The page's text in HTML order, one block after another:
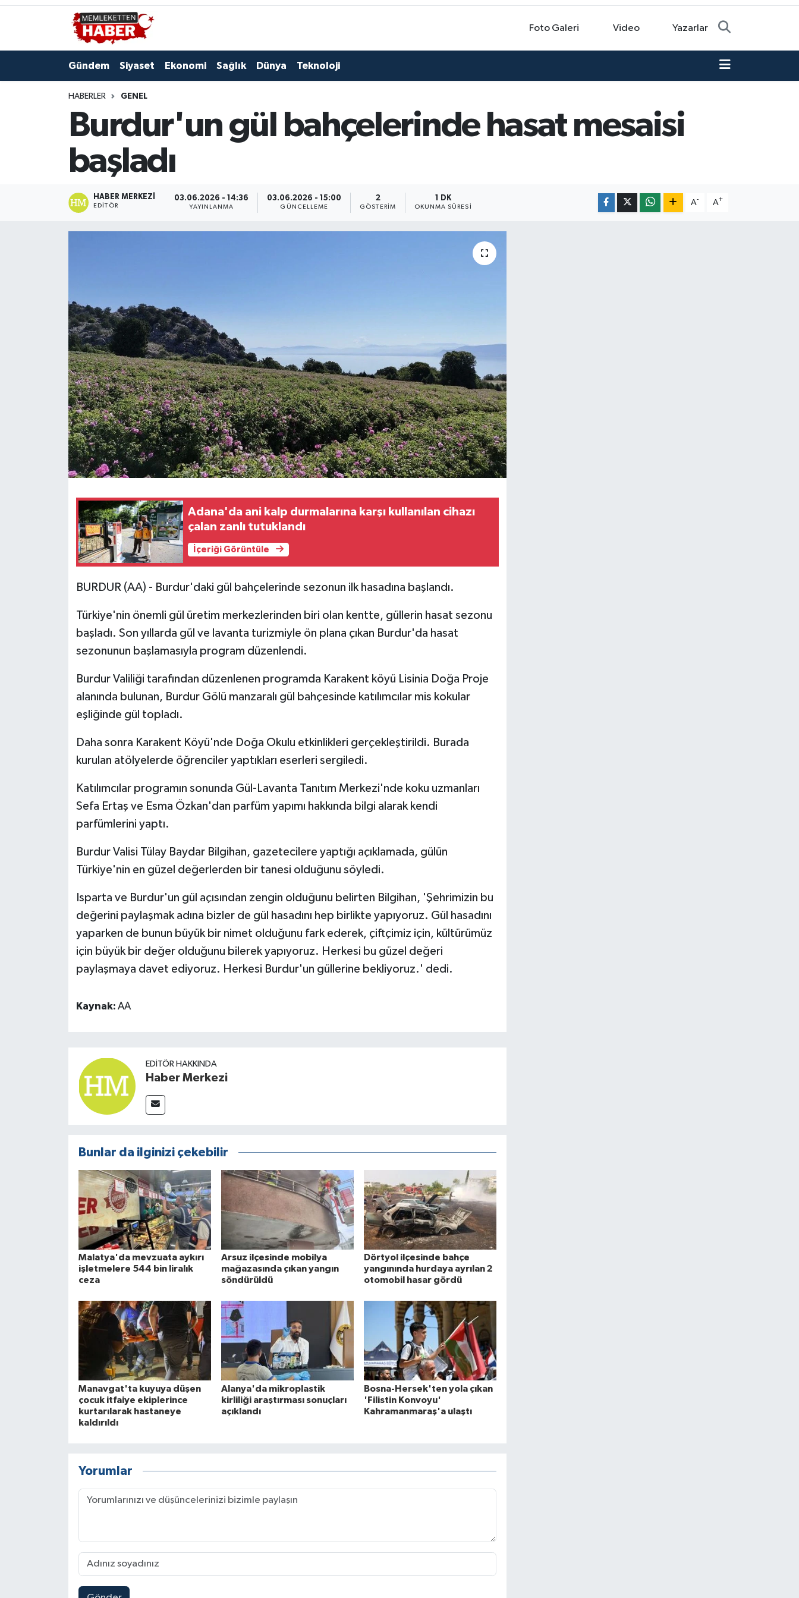
Foto Galeri Video Yazarlar
Gündem Siyaset Ekonomi Sağlık Dünya Teknoloji
HABERLER GENEL
Burdur'un gül bahçelerinde hasat mesaisi
başladı
HABER MERKEZI
EDITÖR
03.06.2026 - 14:36
YAYINLANMA
03.06.2026 - 15:00
GÜNCELLEME
2
GÖSTERIM
1 DK
OKUNMA SÜRESI
A- A+
Adana'da ani kalp durmalarına karşı kullanılan cihazı
çalan zanlı tutuklandı
İçeriği Görüntüle
BURDUR (AA) - Burdur'daki gül bahçelerinde sezonun ilk hasadına başlandı.
Türkiye'nin önemli gül üretim merkezlerinden biri olan kentte, güllerin hasat sezonu
başladı. Son yıllarda gül ve lavanta turizmiyle ön plana çıkan Burdur'da hasat
sezonunun başlamasıyla program düzenlendi.
Burdur Valiliği tarafından düzenlenen programda Karakent köyü Lisinia Doğa Proje
alanında bulunan, Burdur Gölü manzaralı gül bahçesinde katılımcılar mis kokular
eşliğinde gül topladı.
Daha sonra Karakent Köyü'nde Doğa Okulu etkinlikleri gerçekleştirildi. Burada
kurulan atölyelerde öğrenciler yaptıkları eserleri sergiledi.
Katılımcılar programın sonunda Gül-Lavanta Tanıtım Merkezi'nde koku uzmanları
Sefa Ertaş ve Esma Özkan'dan parfüm yapımı hakkında bilgi alarak kendi
parfümlerini yaptı.
Burdur Valisi Tülay Baydar Bilgihan, gazetecilere yaptığı açıklamada, gülün
Türkiye'nin en güzel değerlerden bir tanesi olduğunu söyledi.
Isparta ve Burdur'un gül açısından zengin olduğunu belirten Bilgihan, 'Şehrimizin bu
değerini paylaşmak adına bizler de gül hasadını hep birlikte yapıyoruz. Gül hasadını
yaparken de bunun büyük bir nimet olduğunu fark ederek, çiftçimiz için, kültürümüz
için büyük bir değer olduğunu bilerek yapıyoruz. Herkesi bu güzel değeri
paylaşmaya davet ediyoruz. Herkesi Burdur'un güllerine bekliyoruz.' dedi.
Kaynak: AA
EDITÖR HAKKINDA
Haber Merkezi
Bunlar da ilginizi çekebilir
Malatya'da mevzuata aykırı
işletmelere 544 bin liralık
ceza
Arsuz ilçesinde mobilya
mağazasında çıkan yangın
söndürüldü
Dörtyol ilçesinde bahçe
yangınında hurdaya ayrılan 2
otomobil hasar gördü
Manavgat'ta kuyuya düşen
çocuk itfaiye ekiplerince
kurtarılarak hastaneye
kaldırıldı
Alanya'da mikroplastik
kirliliği araştırması sonuçları
açıklandı
Bosna-Hersek'ten yola çıkan
'Filistin Konvoyu'
Kahramanmaraş'a ulaştı
Yorumlar